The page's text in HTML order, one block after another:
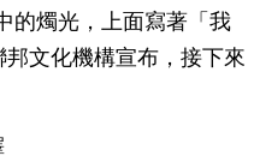
的燭光，上面寫著「我
文化機構宣布，接下來